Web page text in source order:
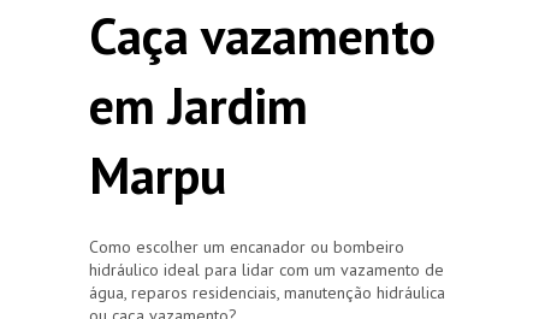
Caça vazamento
em Jardim
Marpu
Como escolher um encanador ou bombeiro
hidráulico ideal para lidar com um vazamento de
água, reparos residenciais, manutenção hidráulica